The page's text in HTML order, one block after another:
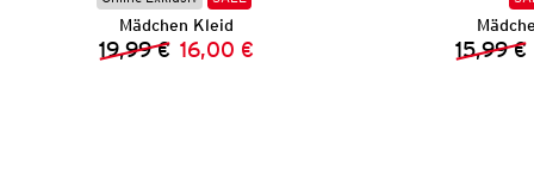
Mädchen Kleid
Vorheriger Preis:
19,99 € Neuer Preis:
16,00 € 15,99 €